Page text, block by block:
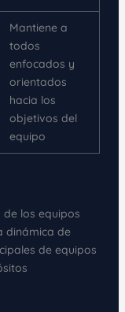
Mantiene a
todos
enfocados y
orientados
hacia los
objetivos del
equipo
los equipos
dinámica de
de equipos